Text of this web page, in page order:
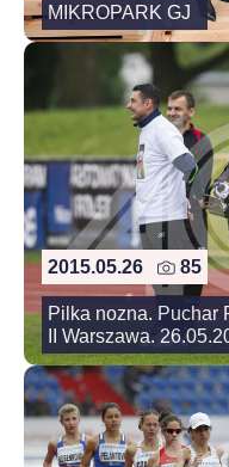
MIKROPARK GJ
2015.05.26 85
Pilka nozna. Puchar
II Warszawa.